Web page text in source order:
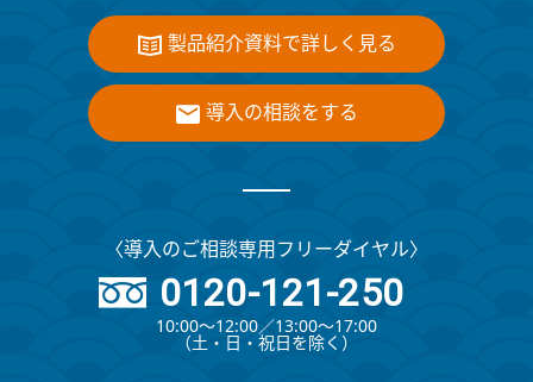
製品紹介資料で詳しく見る
導入の相談をする
〈導入のご相談専用フリーダイヤル〉
0120-121-250
10:00～12:00∕13:00～17:00
（⼟・⽇・祝⽇を除く）